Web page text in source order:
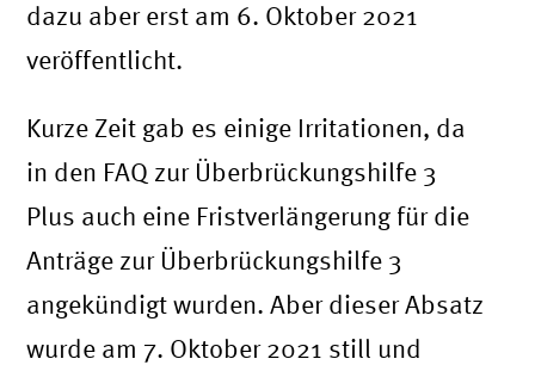
dazu aber erst am 6. Oktober 2021
veröffentlicht.
Kurze Zeit gab es einige Irritationen, da
in den FAQ zur Überbrückungshilfe 3
Plus auch eine Fristverlängerung für die
Anträge zur Überbrückungshilfe 3
angekündigt wurden. Aber dieser Absatz
wurde am 7. Oktober 2021 still und